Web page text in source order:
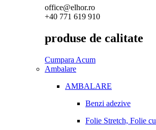
office@elhor.ro
+40 771 619 910
produse de calitate
Cumpara Acum
Ambalare
AMBALARE
Benzi adezive
Folie Stretch, Folie